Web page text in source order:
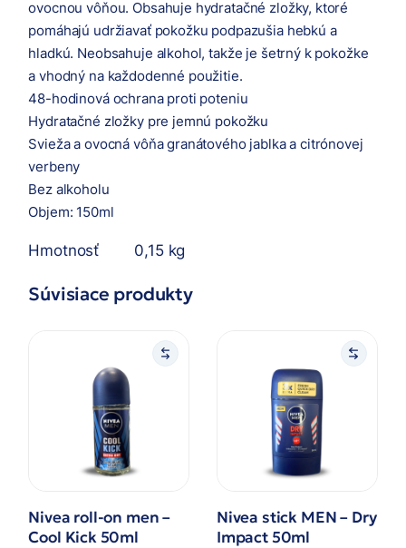
ovocnou vôňou. Obsahuje hydratačné zložky, ktoré
pomáhajú udržiavať pokožku podpazušia hebkú a
hladkú. Neobsahuje alkohol, takže je šetrný k pokožke
a vhodný na každodenné použitie.
48-hodinová ochrana proti poteniu
Hydratačné zložky pre jemnú pokožku
Svieža a ovocná vôňa granátového jablka a citrónovej
verbeny
Bez alkoholu
Objem: 150ml
Hmotnosť 0,15 kg
Súvisiace produkty
Nivea roll-on men –
Cool Kick 50ml
Nivea stick MEN – Dry
Impact 50ml